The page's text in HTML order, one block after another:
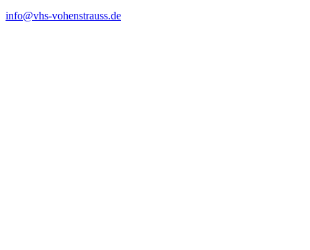
info@vhs-vohenstrauss.de